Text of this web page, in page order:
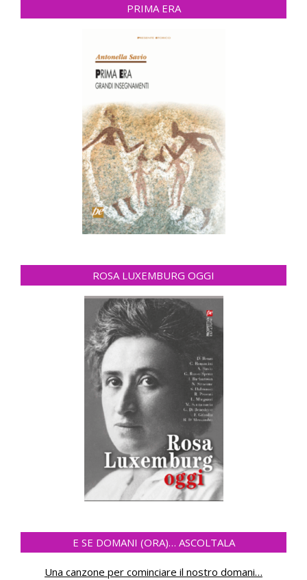
PRIMA ERA
ROSA LUXEMBURG OGGI
E SE DOMANI (ORA)… ASCOLTALA
Una canzone per cominciare il nostro domani…